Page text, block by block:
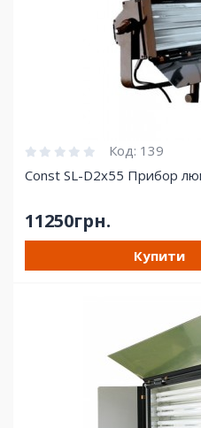
Код: 139
Const SL-D2x55 Прибор
11250грн.
Купити